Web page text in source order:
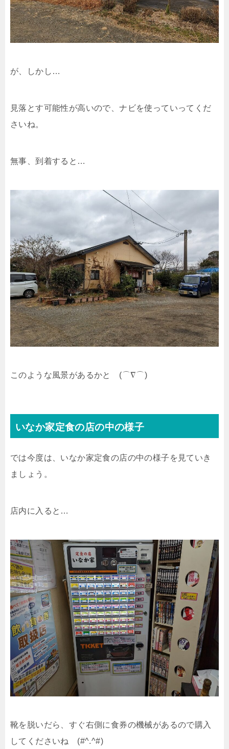
が、しかし…
見落とす可能性が高いので、ナビを使っていってくだ
さいね。
無事、到着すると…
このような風景があるかと (⌒∇⌒)
いなか家定食の店の中の様子
では今度は、いなか家定食の店の中の様子を見ていき
ましょう。
店内に入ると…
靴を脱いだら、すぐ右側に食券の機械があるので購入
してくださいね (#^.^#)